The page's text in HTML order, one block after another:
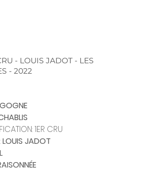
- LOUIS JADOT - LES
- 2022
1ER CRU
LOUIS JADOT